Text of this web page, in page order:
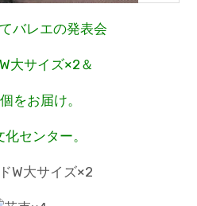
バレエの発表会
大サイズ×2＆
をお届け。
センター。